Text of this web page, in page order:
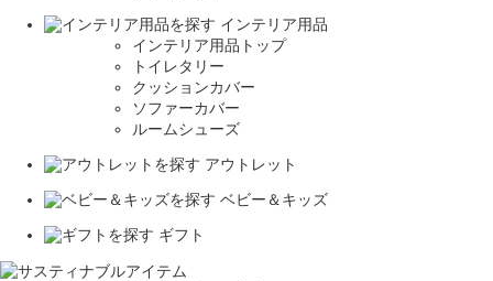
インテリア用品
インテリア用品トップ
トイレタリー
クッションカバー
ソファーカバー
ルームシューズ
アウトレット
ベビー＆キッズ
ギフト